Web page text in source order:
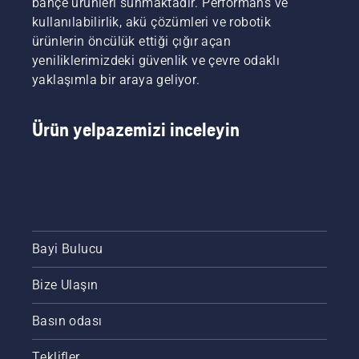
bulabilirsiniz.
kullanılabilirlik, akü çözümleri ve robotik
ürünlerin öncülük ettiği çığır açan
yeniliklerimizdeki güvenlik ve çevre odaklı
yaklaşımla bir araya geliyor.
Ürün yelpazemizi inceleyin
Bayi Bulucu
Bize Ulaşın
Basın odası